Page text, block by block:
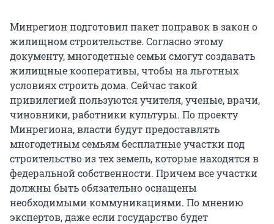
Минрегион подготовил пакет поправок в закон о
жилищном строительстве. Согласно этому
документу, многодетные семьи смогут создавать
жилищные кооперативы, чтобы на льготных
условиях строить дома. Сейчас такой
привилегией пользуются учителя, ученые, врачи,
чиновники, работники культуры. По проекту
Минрегиона, власти будут предоставлять
многодетным семьям бесплатные участки под
строительство из тех земель, которые находятся в
федеральной собственности. Причем все участки
должны быть обязательно оснащены
необходимыми коммуникациями. По мнению
экспертов, даже если государство будет